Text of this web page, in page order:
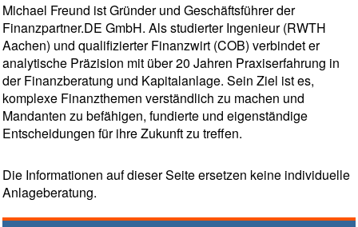
Michael Freund ist Gründer und Geschäftsführer der
Finanzpartner.DE GmbH. Als studierter Ingenieur (RWTH
Aachen) und qualifizierter Finanzwirt (COB) verbindet er
analytische Präzision mit über 20 Jahren Praxiserfahrung in
der Finanzberatung und Kapitalanlage. Sein Ziel ist es,
komplexe Finanzthemen verständlich zu machen und
Mandanten zu befähigen, fundierte und eigenständige
Entscheidungen für ihre Zukunft zu treffen.
Die Informationen auf dieser Seite ersetzen keine individuelle
Anlageberatung.